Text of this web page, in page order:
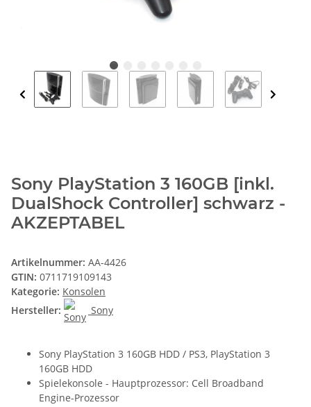
Sony PlayStation 3 160GB [inkl.
DualShock Controller] schwarz -
AKZEPTABEL
Artikelnummer: AA-4426
GTIN: 0711719109143
Kategorie: Konsolen
Hersteller:
Sony
Sony PlayStation 3 160GB HDD / PS3, PlayStation 3
160GB HDD
Spielekonsole - Hauptprozessor: Cell Broadband
Engine-Prozessor